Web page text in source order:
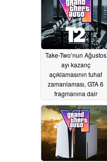
Take-Two’nun Ağustos
ayı kazanç
açıklamasının tuhaf
zamanlaması, GTA 6
fragmanına dair
artırıyor07/10/2026